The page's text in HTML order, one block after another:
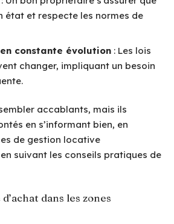
état et respecte les normes de
constante évolution : Les lois
changer, impliquant un besoin
accablants, mais ils
en s’informant bien, en
de gestion locative
suivant les conseils pratiques de
dans les zones